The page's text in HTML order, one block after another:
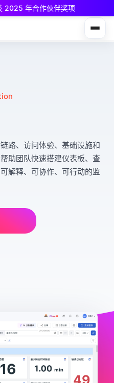
2025 年合作伙伴奖项
计，立享强大可观测能力
路、访问体验、基础设施和
助团队快速搭建仪表板、查
解释、可协作、可行动的监